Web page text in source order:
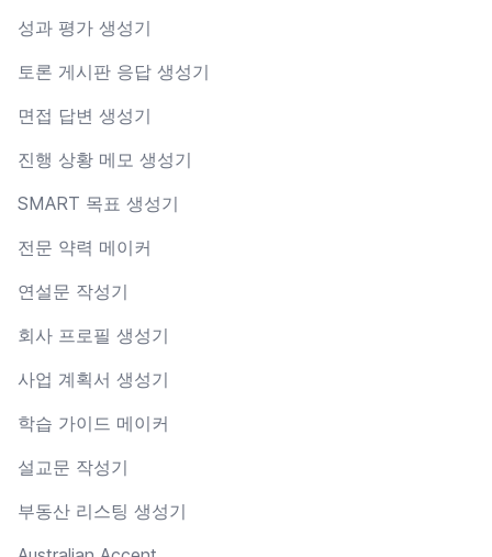
성과 평가 생성기
토론 게시판 응답 생성기
면접 답변 생성기
진행 상황 메모 생성기
SMART 목표 생성기
전문 약력 메이커
연설문 작성기
회사 프로필 생성기
사업 계획서 생성기
학습 가이드 메이커
설교문 작성기
부동산 리스팅 생성기